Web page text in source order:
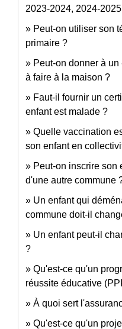
2023-2024, 2024-
Peut-on utiliser son
primaire ?
Peut-on donner à
à faire à la maison ?
Faut-il fournir un
enfant est malade ?
Quelle vaccination
son enfant en
Peut-on inscrire son
d'une autre commune
Un enfant qui
commune doit-il
Un enfant peut-il
?
Qu'est-ce qu'un
réussite éducative
À quoi sert
Qu'est-ce qu'un